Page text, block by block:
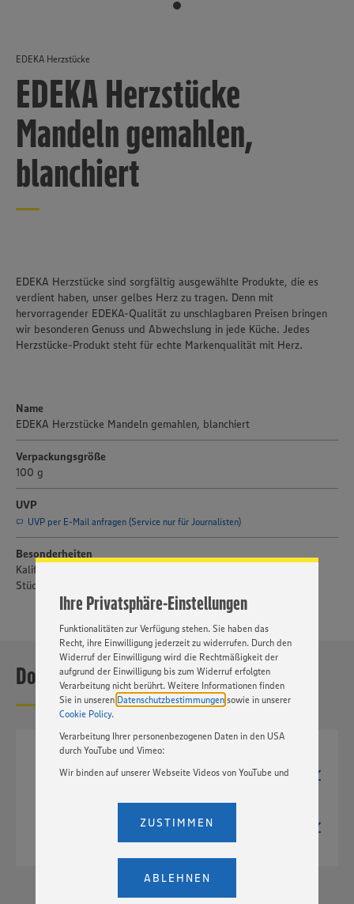
Ihre Privatsphäre-Einstellungen
Wir setzen Cookies und andere Technologien ein, um Ihnen
ermöglichen. Wir verwenden Ihre Daten, um unsere
Website zu personalisieren und Ihnen möglichst relevante
Cookies und anderer Technologien ist freiwillig und kann
„EINSTELLUNGEN ÄNDERN”. Bitte beachten Sie, dass auf
Basis Ihrer Einstellungen ggf. nicht mehr alle
Funktionalitäten zur Verfügung stehen. Sie haben das
Recht, ihre Einwilligung jederzeit zu widerrufen. Durch den
Widerruf der Einwilligung wird die Rechtmäßigkeit der
aufgrund der Einwilligung bis zum Widerruf erfolgten
Verarbeitung nicht berührt. Weitere Informationen finden
Sie in unseren Datenschutzbestimmungen sowie in unserer
Cookie Policy.
Verarbeitung Ihrer personenbezogenen Daten in den USA
durch YouTube und Vimeo:
Wir binden auf unserer Webseite Videos von YouTube und
Einstellungen bezüglich YouTube und Vimeo zu ändern,
ein, dass Ihre Daten (IP-Adresse, Zeitstempel, ggf.
Nutzerverhalten auf unserer Webseite) an die Anbieter der
Dienste YouTube und Vimeo in den USA übermittelt und
dort verarbeitet werden. Der EuGH sieht die USA als Land
angemessenen Datenschutzniveau an. Es besteht das
ABLEHNEN
ZUSTIMMEN
EDEKA Herzstücke
EDEKA Herzstücke
Mandeln gemahlen,
blanchiert
EDEKA Herzstücke sind sorgfältig ausgewählte Produkte, die es
verdient haben, unser gelbes Herz zu tragen. Denn mit
hervorragender EDEKA-Qualität zu unschlagbaren Preisen bringen
wir besonderen Genuss und Abwechslung in jede Küche. Jedes
Herzstücke-Produkt steht für echte Markenqualität mit Herz.
Name
EDEKA Herzstücke Mandeln gemahlen, blanchiert
Verpackungsgröße
100 g
UVP
UVP per E-Mail anfragen (Service nur für Journalisten)
Besonderheiten
Kalifornische Mandeln; Blanchiert, grob gemahlen; Mit kleinen
Stücken für optimales Aroma
Downloads
1776px x 1909px
558px x 600px